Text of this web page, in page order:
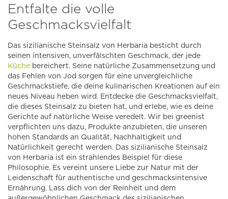
Entfalte die volle
Geschmacksvielfalt
Das sizilianische Steinsalz von Herbaria besticht durch
seinen intensiven, unverfälschten Geschmack, der jede
Küche bereichert. Seine natürliche Zusammensetzung und
das Fehlen von Jod sorgen für eine unvergleichliche
Geschmackstiefe, die deine kulinarischen Kreationen auf ein
neues Niveau heben wird. Entdecke die Geschmacksvielfalt,
die dieses Steinsalz zu bieten hat, und erlebe, wie es deine
Gerichte auf natürliche Weise veredelt. Wir bei greenist
verpflichten uns dazu, Produkte anzubieten, die unseren
hohen Standards an Qualität, Nachhaltigkeit und
Natürlichkeit gerecht werden. Das sizilianische Steinsalz
von Herbaria ist ein strahlendes Beispiel für diese
Philosophie. Es vereint unsere Liebe zur Natur mit der
Leidenschaft für authentische und geschmacksintensive
Ernährung. Lass dich von der Reinheit und dem